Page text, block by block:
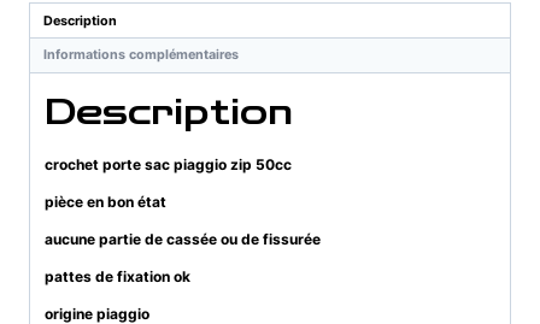
zip
50cc
Description
Informations complémentaires
Description
crochet porte sac piaggio zip 50cc
pièce en bon état
aucune partie de cassée ou de fissurée
pattes de fixation ok
origine piaggio